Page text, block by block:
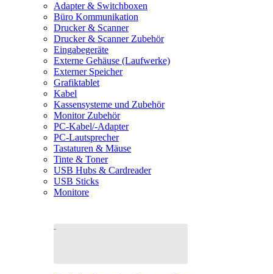
Adapter & Switchboxen
Büro Kommunikation
Drucker & Scanner
Drucker & Scanner Zubehör
Eingabegeräte
Externe Gehäuse (Laufwerke)
Externer Speicher
Grafiktablet
Kabel
Kassensysteme und Zubehör
Monitor Zubehör
PC-Kabel/-Adapter
PC-Lautsprecher
Tastaturen & Mäuse
Tinte & Toner
USB Hubs & Cardreader
USB Sticks
Monitore